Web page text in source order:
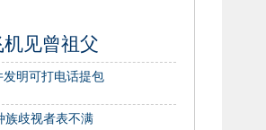
见曾祖父
明可打电话提包
族歧视者表不满